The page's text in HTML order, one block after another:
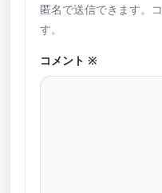
匿名で送信できます。
す。
コメント ※